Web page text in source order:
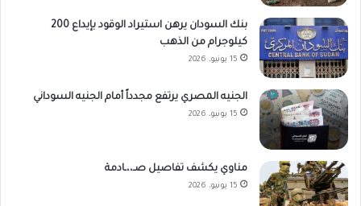
بنك السودان يرهن استيراد الوقود بإيداع 200
كيلوجرام من الذهب
15 يونيو، 2026
الجنيه المصري يرتفع مجدداً أمام الجنيه السوداني
15 يونيو، 2026
مناوي يكشف تفاصيل صـ،،ـادمة
15 يونيو، 2026